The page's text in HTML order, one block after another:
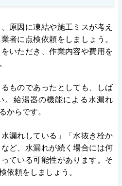
原因に凍結や施工ミスが考え
者に点検依頼をしましょう。
いただき、作業内容や費用を
ものであったとしても、しば
。給湯器の機能による水漏れ
からです。
水漏れしている」「水抜き栓か
ど、水漏れが続く場合には何
ている可能性があります。そ
依頼をしましょう。